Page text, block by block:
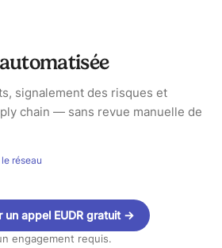
signalement des risques et
chain — sans revue manuelle de
réseau
un appel EUDR gratuit→
engagement requis.